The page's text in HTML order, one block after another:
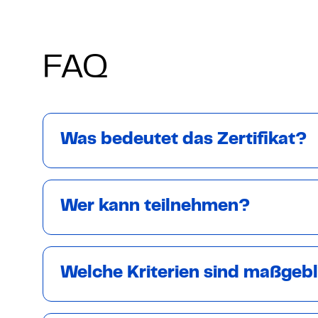
FAQ
Was bedeutet das Zertifikat?
Wer kann teilnehmen?
Welche Kriterien sind